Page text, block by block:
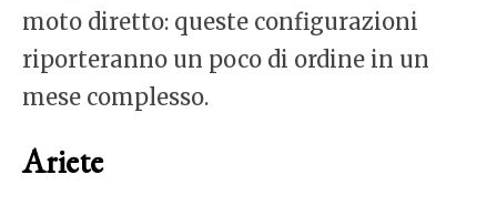
moto diretto: queste configurazioni
riporteranno un poco di ordine in un
mese complesso.
Ariete